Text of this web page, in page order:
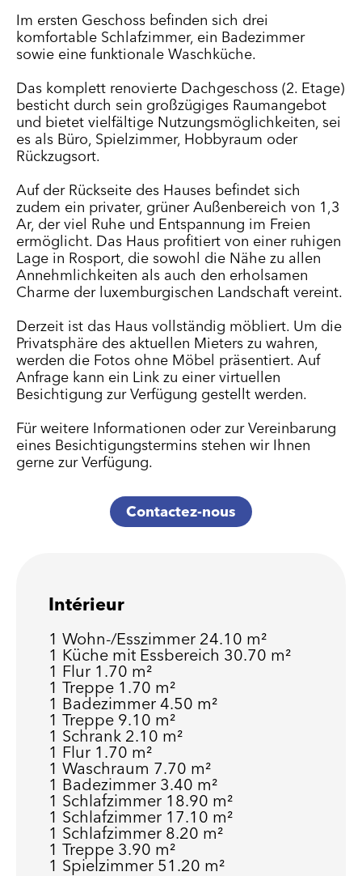
Im ersten Geschoss befinden sich drei
komfortable Schlafzimmer, ein Badezimmer
sowie eine funktionale Waschküche.
Das komplett renovierte Dachgeschoss (2. Etage)
besticht durch sein großzügiges Raumangebot
und bietet vielfältige Nutzungsmöglichkeiten, sei
es als Büro, Spielzimmer, Hobbyraum oder
Rückzugsort.
Auf der Rückseite des Hauses befindet sich
zudem ein privater, grüner Außenbereich von 1,3
Ar, der viel Ruhe und Entspannung im Freien
ermöglicht. Das Haus profitiert von einer ruhigen
Lage in Rosport, die sowohl die Nähe zu allen
Annehmlichkeiten als auch den erholsamen
Charme der luxemburgischen Landschaft vereint.
Derzeit ist das Haus vollständig möbliert. Um die
Privatsphäre des aktuellen Mieters zu wahren,
werden die Fotos ohne Möbel präsentiert. Auf
Anfrage kann ein Link zu einer virtuellen
Besichtigung zur Verfügung gestellt werden.
Für weitere Informationen oder zur Vereinbarung
eines Besichtigungstermins stehen wir Ihnen
gerne zur Verfügung.
Contactez-nous
Intérieur
1 Wohn-/Esszimmer 24.10 m²
1 Küche mit Essbereich 30.70 m²
1 Flur 1.70 m²
1 Treppe 1.70 m²
1 Badezimmer 4.50 m²
1 Treppe 9.10 m²
1 Schrank 2.10 m²
1 Flur 1.70 m²
1 Waschraum 7.70 m²
1 Badezimmer 3.40 m²
1 Schlafzimmer 18.90 m²
1 Schlafzimmer 17.10 m²
1 Schlafzimmer 8.20 m²
1 Treppe 3.90 m²
1 Spielzimmer 51.20 m²